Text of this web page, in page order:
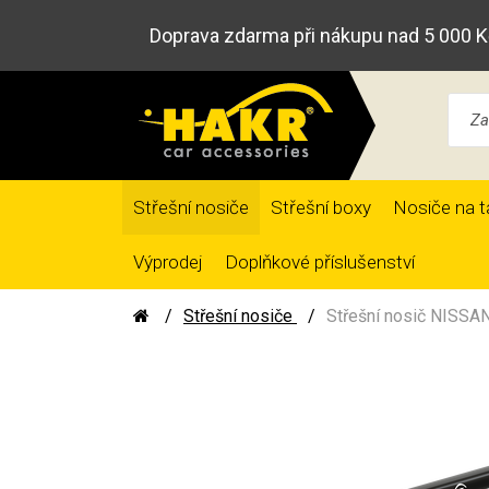
Doprava zdarma při nákupu nad 5 000
Střešní nosiče Střešní boxy Nosiče na
Výprodej Doplňkové příslušenství
Střešní nosiče Střešní nosič